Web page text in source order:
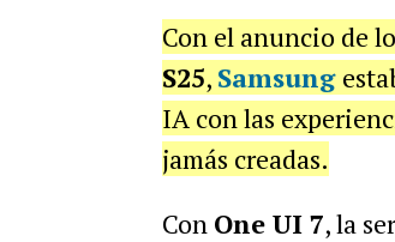
Con el anuncio de
S25, Samsung
IA con las
jamás creadas.
Con One UI 7, la